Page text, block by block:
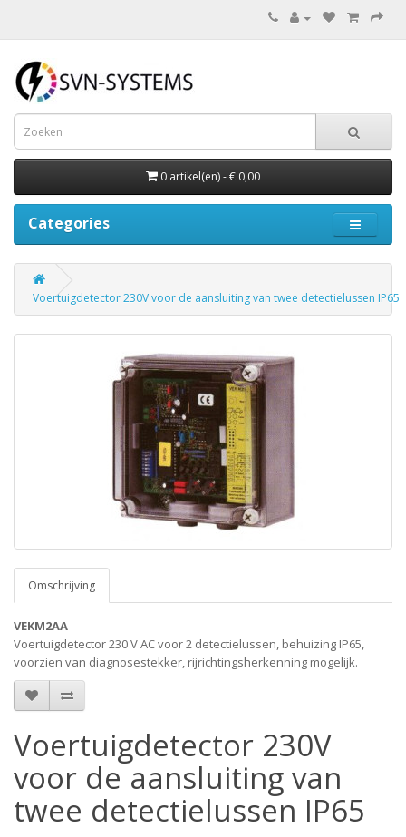
0 artikel(en) - € 0,00
Categories
Voertuigdetector 230V voor de aansluiting van twee detectielussen IP65
Omschrijving
VEKM2AA
Voertuigdetector 230 V AC voor 2 detectielussen, behuizing IP65,
voorzien van diagnosestekker, rijrichtingsherkenning mogelijk.
Voertuigdetector 230V
voor de aansluiting van
twee detectielussen IP65